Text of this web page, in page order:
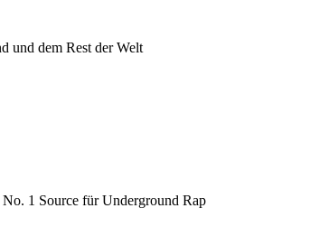
und dem Rest der Welt
1 Source für Underground Rap